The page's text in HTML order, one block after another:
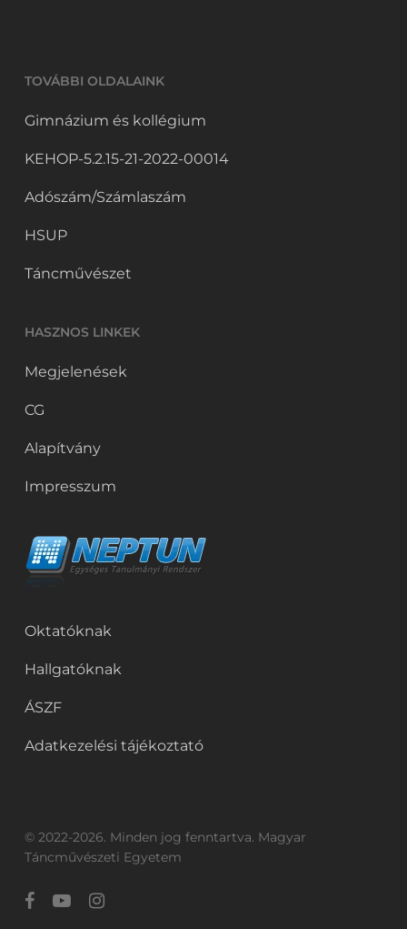
TOVÁBBI OLDALAINK
Gimnázium és kollégium
KEHOP-5.2.15-21-2022-00014
Adószám/Számlaszám
HSUP
Táncművészet
HASZNOS LINKEK
Megjelenések
CG
Alapítvány
Impresszum
Oktatóknak
Hallgatóknak
ÁSZF
Adatkezelési tájékoztató
© 2022-2026. Minden jog fenntartva. Magyar
Táncművészeti Egyetem
facebookyoutubeinstagram